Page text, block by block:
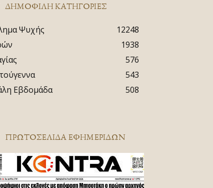
ΔΗΜΟΦΙΛΗ ΚΑΤΗΓΟΡΙΕΣ
Ψυχής
12248
1938
576
543
Εβδομάδα
508
ΠΡΩΤΟΣΈΛΙΔΑ ΕΦΗΜΕΡΊΔΩΝ